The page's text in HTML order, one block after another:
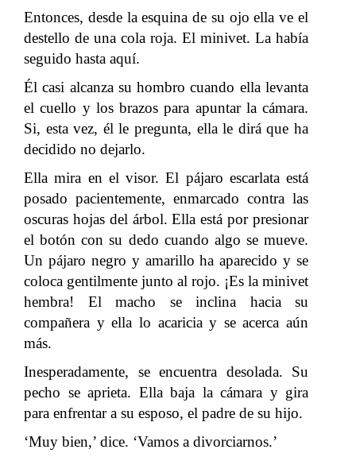
Entonces, desde la esquina de su ojo ella ve el
destello de una cola roja. El minivet. La había
seguido hasta aquí.
Él casi alcanza su hombro cuando ella levanta
el cuello y los brazos para apuntar la cámara.
Si, esta vez, él le pregunta, ella le dirá que ha
decidido no dejarlo.
Ella mira en el visor. El pájaro escarlata está
posado pacientemente, enmarcado contra las
oscuras hojas del árbol. Ella está por presionar
el botón con su dedo cuando algo se mueve.
Un pájaro negro y amarillo ha aparecido y se
coloca gentilmente junto al rojo. ¡Es la minivet
hembra! El macho se inclina hacia su
compañera y ella lo acaricia y se acerca aún
más.
Inesperadamente, se encuentra desolada. Su
pecho se aprieta. Ella baja la cámara y gira
para enfrentar a su esposo, el padre de su hijo.
‘Muy bien,’ dice. ‘Vamos a divorciarnos.’